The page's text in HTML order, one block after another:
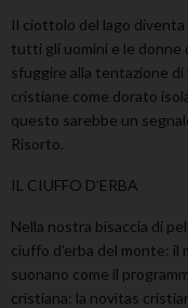
Il ciottolo del lago
tutti gli uomini e le donne
sfuggire alla tentazione
cristiane come dorato
questo sarebbe un
Risorto.
IL CIUFFO D’ERBA
Nella nostra bisaccia di
ciuffo d’erba del monte:
suonano come il
cristiana: la novitas